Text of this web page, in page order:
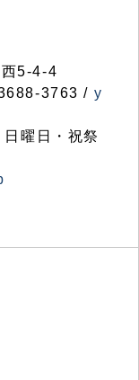
5-4-4
3763 / y
曜日・祝祭